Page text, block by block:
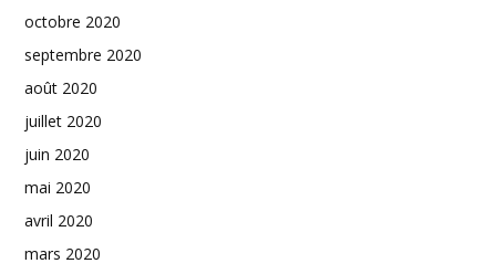
octobre 2020
septembre 2020
août 2020
juillet 2020
juin 2020
mai 2020
avril 2020
mars 2020